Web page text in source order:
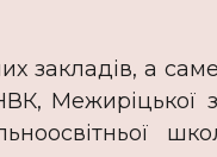
а
Межиріцької